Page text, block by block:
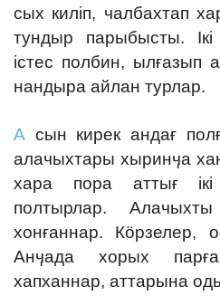
сых киліп, чалбахтап
тундыр парыбысты.
істес полбин, ылғазып
нандыра айлан турлар.
А сын кирек андағ
алачыхтары хыринӌа
хара пора аттығ
полтырлар.
хонғаннар. Кӧрзелер,
Анӌада хорых
хапханнар, аттарына